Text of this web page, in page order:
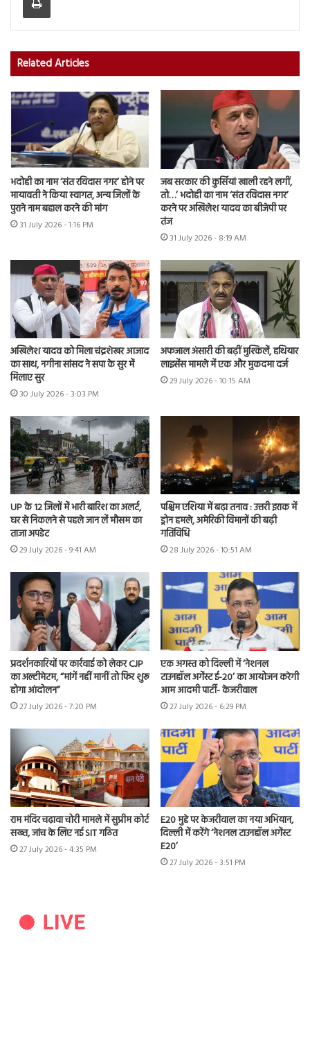
Related Articles
भदोही का नाम ‘संत रविदास नगर’ होने पर
मायावती ने किया स्वागत, अन्य जिलों के
पुराने नाम बहाल करने की मांग
31 July 2026 - 1:16 PM
जब सरकार की कुर्सियां खाली रहने लगीं,
तो…’ भदोही का नाम ‘संत रविदास नगर’
करने पर अखिलेश यादव का बीजेपी पर
तंज
31 July 2026 - 8:19 AM
अखिलेश यादव को मिला चंद्रशेखर आजाद
का साथ, नगीना सांसद ने सपा के सुर में
मिलाए सुर
30 July 2026 - 3:03 PM
अफजाल अंसारी की बढ़ीं मुश्किलें, हथियार
लाइसेंस मामले में एक और मुकदमा दर्ज
29 July 2026 - 10:15 AM
UP के 12 जिलों में भारी बारिश का अलर्ट,
घर से निकलने से पहले जान लें मौसम का
ताजा अपडेट
29 July 2026 - 9:41 AM
पश्चिम एशिया में बढ़ा तनाव : उत्तरी इराक में
ड्रोन हमले, अमेरिकी विमानों की बढ़ी
गतिविधि
28 July 2026 - 10:51 AM
प्रदर्शनकारियों पर कार्रवाई को लेकर CJP
का अल्टीमेटम, “मांगें नहीं मानीं तो फिर शुरू
होगा आंदोलन”
27 July 2026 - 7:20 PM
एक अगस्त को दिल्ली में ‘नेशनल
टाउनहॉल अगेंस्ट ई-20’ का आयोजन करेगी
आम आदमी पार्टी- केजरीवाल
27 July 2026 - 6:29 PM
राम मंदिर चढ़ावा चोरी मामले में सुप्रीम कोर्ट
सख्त, जांच के लिए नई SIT गठित
27 July 2026 - 4:35 PM
E20 मुद्दे पर केजरीवाल का नया अभियान,
दिल्ली में करेंगे ‘नेशनल टाउनहॉल अगेंस्ट
E20’
27 July 2026 - 3:51 PM